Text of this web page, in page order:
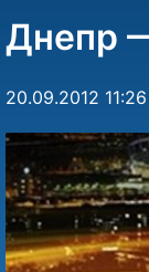
Днепр
20.09.2012 11:26